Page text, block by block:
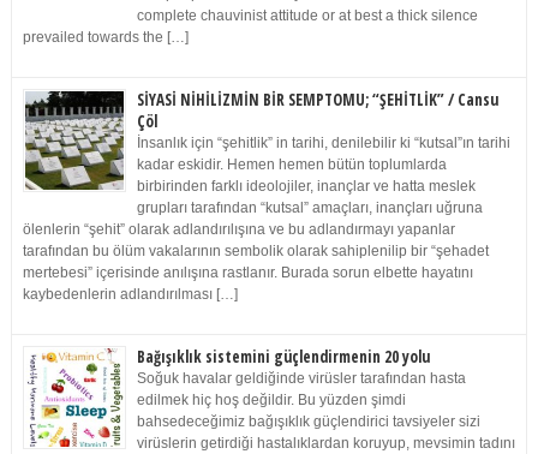
complete chauvinist attitude or at best a thick silence
prevailed towards the […]
SİYASİ NİHİLİZMİN BİR SEMPTOMU; “ŞEHİTLİK” / Cansu
Çöl
İnsanlık için “şehitlik” in tarihi, denilebilir ki “kutsal”ın tarihi
kadar eskidir. Hemen hemen bütün toplumlarda
birbirinden farklı ideolojiler, inançlar ve hatta meslek
grupları tarafından “kutsal” amaçları, inançları uğruna
ölenlerin “şehit” olarak adlandırılışına ve bu adlandırmayı yapanlar
tarafından bu ölüm vakalarının sembolik olarak sahiplenilip bir “şehadet
mertebesi” içerisinde anılışına rastlanır. Burada sorun elbette hayatını
kaybedenlerin adlandırılması […]
Bağışıklık sistemini güçlendirmenin 20 yolu
Soğuk havalar geldiğinde virüsler tarafından hasta
edilmek hiç hoş değildir. Bu yüzden şimdi
bahsedeceğimiz bağışıklık güçlendirici tavsiyeler sizi
virüslerin getirdiği hastalıklardan koruyup, mevsimin tadını